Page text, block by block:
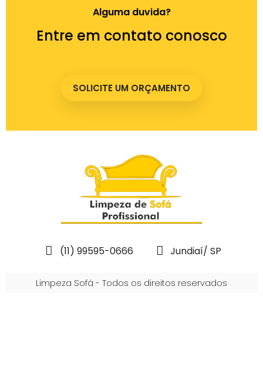
Alguma duvida?
Entre em contato conosco
SOLICITE UM ORÇAMENTO
(11) 99595-0666 Jundiaí/ SP
Limpeza Sofá - Todos os direitos reservados